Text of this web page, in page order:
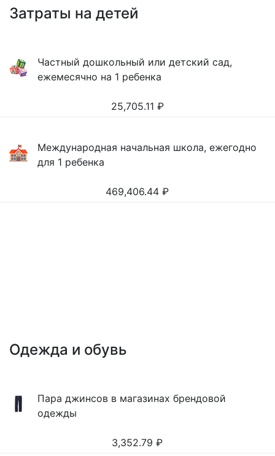
Затраты на детей
Частный дошкольный или детский сад,
ежемесячно на 1 ребенка
25,705.11 ₽
Международная начальная школа, ежегодно
для 1 ребенка
469,406.44 ₽
Одежда и обувь
Пара джинсов в магазинах брендовой
одежды
3,352.79 ₽